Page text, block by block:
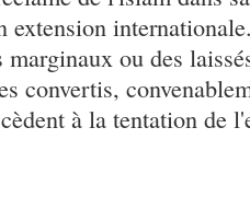
extension
marginaux ou des
convertis,
à la tentation de